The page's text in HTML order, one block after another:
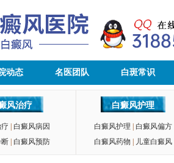
动态 名医团队 白斑常识
风治疗
白癜风病因
| 白癜风预防
白癜风护理
白癜风护理
白癜风偏方
白癜风药物
儿童白癜风